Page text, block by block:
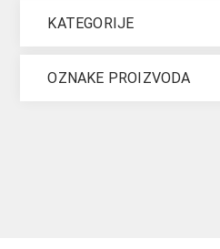
KATEGORIJE
OZNAKE PROIZVODA